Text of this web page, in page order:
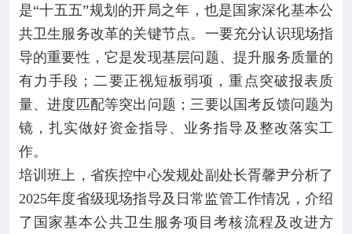
是“十五五”规划的开局之年，也是国家深化基本公
共卫生服务改革的关键节点。一要充分认识现场指
导的重要性，它是发现基层问题、提升服务质量的
有力手段；二要正视短板弱项，重点突破报表质
量、进度匹配等突出问题；三要以国考反馈问题为
镜，扎实做好资金指导、业务指导及整改落实工
作。
培训班上，省疾控中心发规处副处长胥馨尹分析了
2025年度省级现场指导及日常监管工作情况，介绍
了国家基本公共卫生服务项目考核流程及改进方